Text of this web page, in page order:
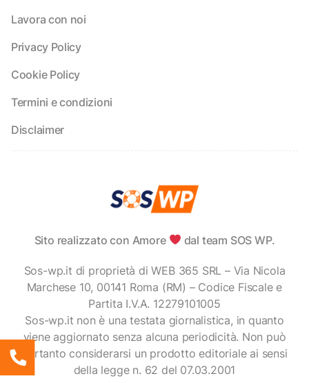
Lavora con noi
Privacy Policy
Cookie Policy
Termini e condizioni
Disclaimer
Sito realizzato con Amore dal team SOS WP.
Sos-wp.it di proprietà di WEB 365 SRL – Via Nicola
Marchese 10, 00141 Roma (RM) – Codice Fiscale e
Partita I.V.A. 12279101005
Sos-wp.it non è una testata giornalistica, in quanto
viene aggiornato senza alcuna periodicità. Non può
pertanto considerarsi un prodotto editoriale ai sensi
della legge n. 62 del 07.03.2001